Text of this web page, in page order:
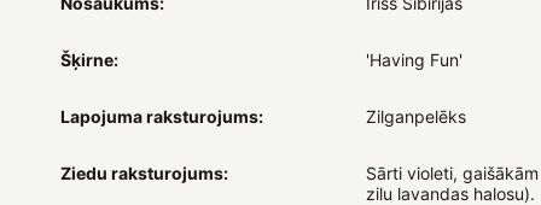
Šķirne: 'Having Fun'
Lapojuma raksturojums: Zilganpelēks
Ziedu raksturojums:
Sārti violeti,
zilu lavandas halosu).